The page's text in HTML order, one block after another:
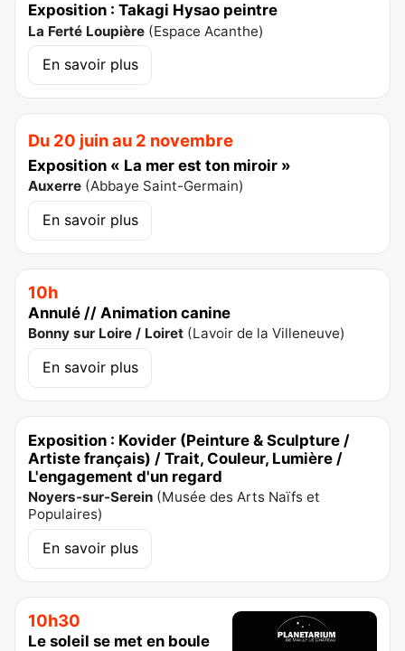
Exposition : Takagi Hysao peintre
La Ferté Loupière (Espace Acanthe)
En savoir plus
Du 20 juin au 2 novembre
Exposition « La mer est ton miroir »
Auxerre (Abbaye Saint-Germain)
En savoir plus
10h
Annulé // Animation canine
Bonny sur Loire / Loiret (Lavoir de la Villeneuve)
En savoir plus
Exposition : Kovider (Peinture & Sculpture /
Artiste français) / Trait, Couleur, Lumière /
L'engagement d'un regard
Noyers-sur-Serein (Musée des Arts Naïfs et
Populaires)
En savoir plus
10h30
Le soleil se met en boule